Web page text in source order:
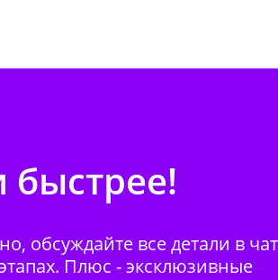
обсуждайте все детали в
Плюс - эксклюзивные